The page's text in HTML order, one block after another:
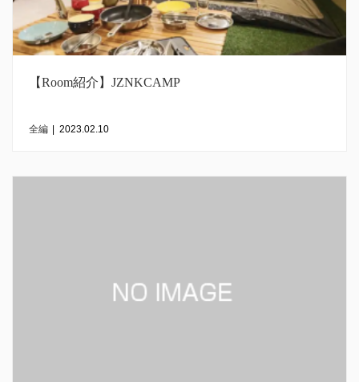
【Room紹介】JZNKCAMP
全編 | 2023.02.10